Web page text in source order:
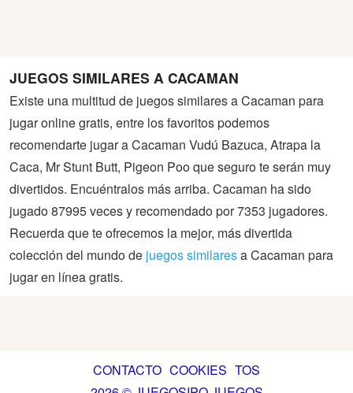
JUEGOS SIMILARES A CACAMAN
Existe una multitud de juegos similares a Cacaman para
jugar online gratis, entre los favoritos podemos
recomendarte jugar a Cacaman Vudú Bazuca, Atrapa la
Caca, Mr Stunt Butt, Pigeon Poo que seguro te serán muy
divertidos. Encuéntralos más arriba. Cacaman ha sido
jugado 87995 veces y recomendado por 7353 jugadores.
Recuerda que te ofrecemos la mejor, más divertida
colección del mundo de juegos similaresa Cacaman para
jugar en línea gratis.
CONTACTO COOKIES TOS